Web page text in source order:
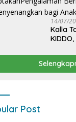
14/07/
Kalla
Post